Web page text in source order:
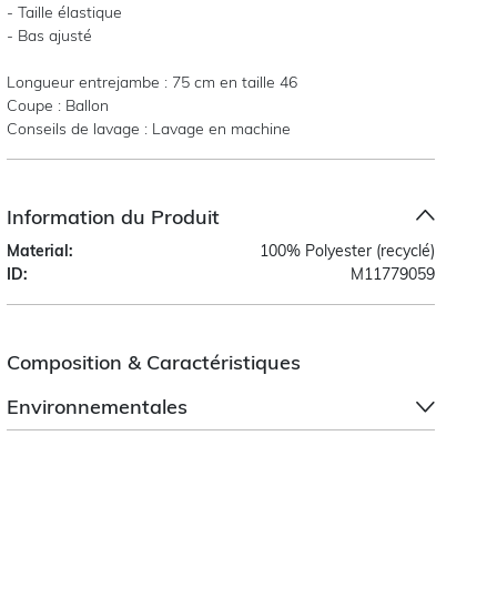
- Taille élastique
- Bas ajusté
Longueur entrejambe : 75 cm en taille 46
Coupe : Ballon
Conseils de lavage : Lavage en machine
Information du Produit
Material:
100% Polyester (recyclé)
ID:
M11779059
Composition & Caractéristiques
Environnementales